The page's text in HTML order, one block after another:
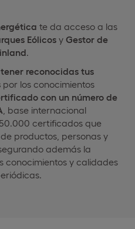
te da acceso a las
Eólicos y Gestor de
.
reconocidas tus
por los conocimientos
con un número de
, base internacional
certificados que
productos, personas y
además la
conocimientos y calidades